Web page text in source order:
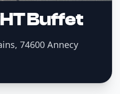
Buffet
74600 Annecy